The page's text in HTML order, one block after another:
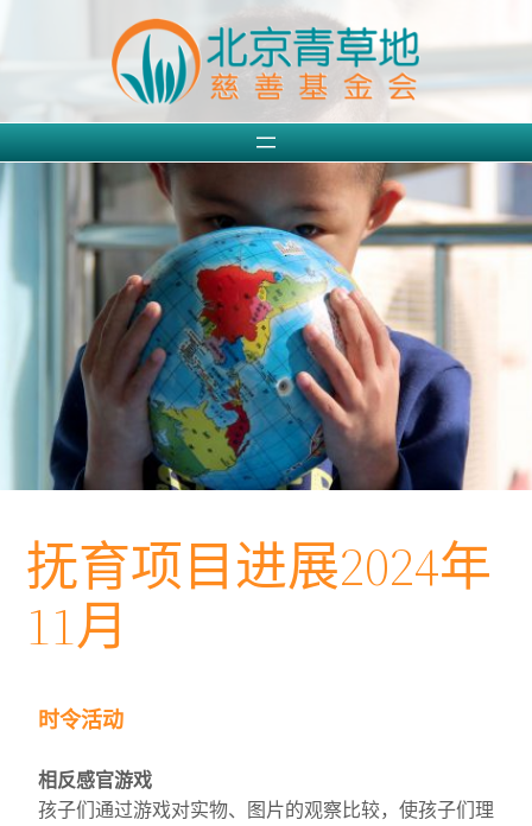
抚育项目进展2024年
11月
时令活动
相反感官游戏
孩子们通过游戏对实物、图片的观察比较，使孩子们理